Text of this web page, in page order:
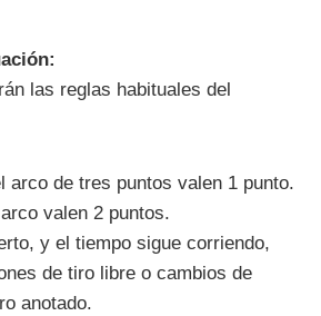
las reglas habituales del
arco de tres puntos valen 1 punto.
valen 2 puntos.
y el tiempo sigue corriendo,
de tiro libre o cambios de
anotado.